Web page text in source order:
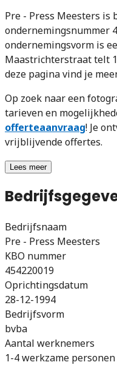
Pre - Press Meesters is
ondernemingsnummer
ondernemingsvorm is
Maastrichterstraat telt
deze pagina vind je
Op zoek naar een
tarieven en
offerteaanvraag! Je
vrijblijvende offertes.
Lees meer
Bedrijfsnaam
Pre - Press Meesters
KBO nummer
454220019
Oprichtingsdatum
28-12-1994
Bedrijfsvorm
bvba
Aantal werknemers
1-4 werkzame personen